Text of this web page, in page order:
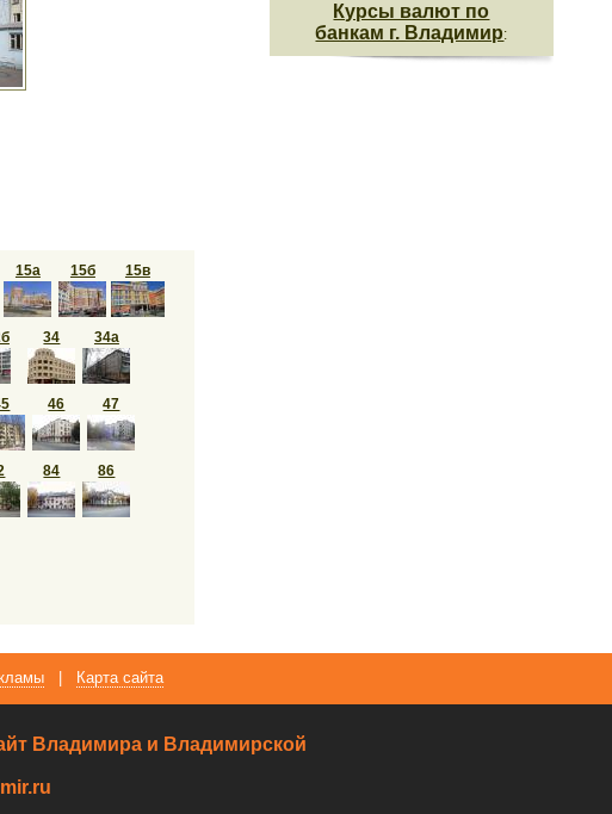
15а 15б 15в
34 34а
46 47
84 86
Курсы валют по
банкам г. Владимир:
Карта сайта
Владимира и Владимирской